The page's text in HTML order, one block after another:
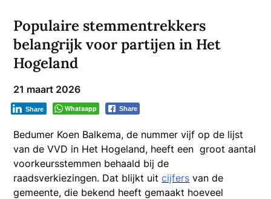
Populaire stemmentrekkers
belangrijk voor partijen in Het
Hogeland
21 maart 2026
Whatsapp Share
Share
Bedumer Koen Balkema, de nummer vijf op de lijst
van de VVD in Het Hogeland, heeft een groot aantal
voorkeursstemmen behaald bij de
raadsverkiezingen. Dat blijkt uitcijfers van de
gemeente,die bekend heeft gemaakt hoeveel